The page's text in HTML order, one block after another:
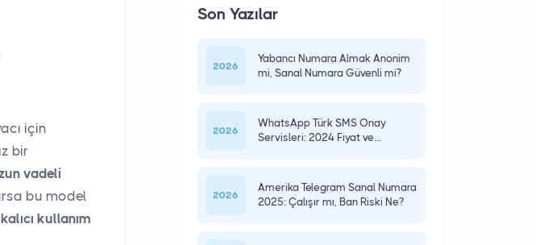
için
bir
vadeli
bu model
kullanım
Son Yazılar
2026
Yabancı Numara Almak Anonim
mi, Sanal Numara Güvenli mi?
2026
WhatsApp Türk SMS Onay
Servisleri: 2024 Fiyat ve
2026
Amerika Telegram Sanal Numara
2025: Çalışır mı, Ban Riski Ne?